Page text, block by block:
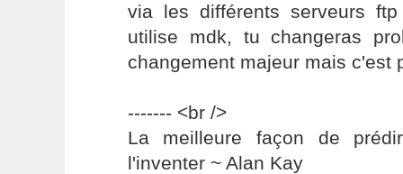
via les différents serveurs
utilise mdk, tu changeras
changement majeur mais c'est
------- <br />
La meilleure façon de
l'inventer ~ Alan Kay